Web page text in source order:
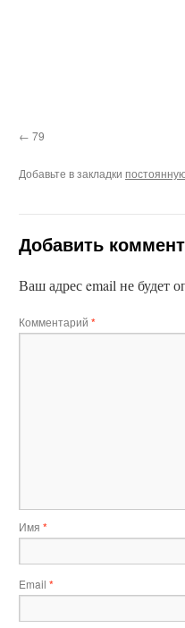
79
Добавьте в закладки
Добавить
Ваш адрес email не будет
Комментарий *
Имя *
Email *